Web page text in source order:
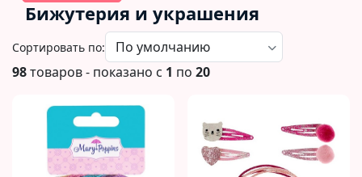
Бижутерия и украшения
Сортировать по:
98товаров - показано с 1 по 20